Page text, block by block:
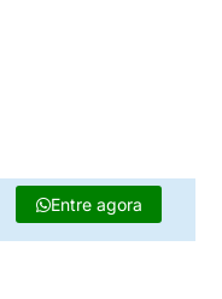
Entre agora